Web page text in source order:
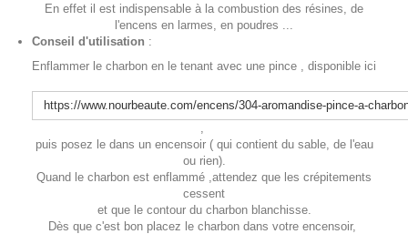
En effet il est indispensable à la combustion des résines, de
l'encens en larmes, en poudres ...
Conseil d'utilisation :
Enflammer le charbon en le tenant avec une pince , disponible ici
https://www.nourbeaute.com/encens/304-aromandise-pince-a-
puis posez le dans un encensoir ( qui contient du sable, de l'eau
ou rien).
Quand le charbon est enflammé ,attendez que les crépitements
cessent
et que le contour du charbon blanchisse.
Dès que c'est bon placez le charbon dans votre encensoir,